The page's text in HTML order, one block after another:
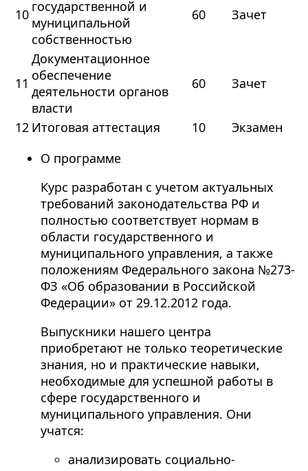
10 государственной и
муниципальной
собственностью
60 Зачет
11
Документационное
обеспечение
деятельности органов
власти
60 Зачет
12 Итоговая аттестация 10
Экзамен
О программе
Курс разработан с учетом актуальных
требований законодательства РФ и
полностью соответствует нормам в
области государственного и
муниципального управления, а также
положениям Федерального закона №273-
ФЗ «Об образовании в Российской
Федерации» от 29.12.2012 года.
Выпускники нашего центра
приобретают не только теоретические
знания, но и практические навыки,
необходимые для успешной работы в
сфере государственного и
муниципального управления. Они
учатся:
анализировать социально-